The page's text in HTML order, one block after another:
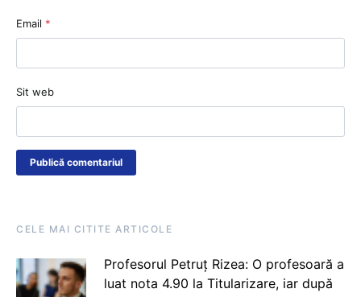
Email *
Sit web
CELE MAI CITITE ARTICOLE
Profesorul Petruț Rizea: O profesoară a
luat nota 4.90 la Titularizare, iar după